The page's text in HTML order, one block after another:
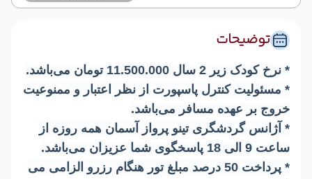
توضیحات
* نرخ کودک زیر 2 سال 11.500.000 تومان می‌باشد.
* مسئولیت کنترل پاسپورت از نظر اعتبار و ممنوعیت
خروج بر عهده مسافر می‌باشد.
* آژانس گردشگری تینو پرواز آسمان همه روزه از
ساعت 9 الی 18 پاسخگوی شما عزیزان می‌باشد.
* پرداخت 50 درصد مبلغ تور هنگام رزرو الزامی می